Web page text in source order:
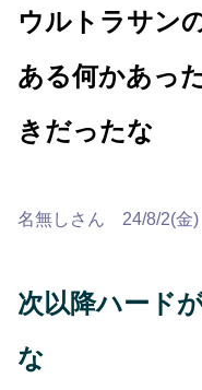
ウルトラサン
ある何かあっ
きだったな
名無しさん 24/8/2(金)
次以降ハード
な